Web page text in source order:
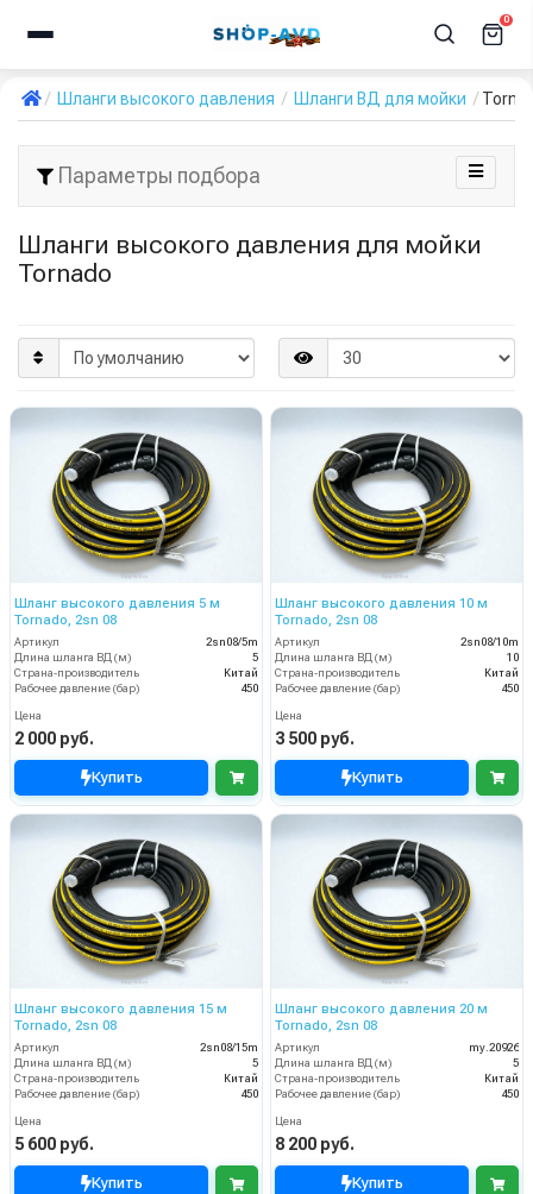
0
Шланги высокого давления Шланги ВД для мойки
Параметры подбора
Шланги высокого давления для мойки
Tornado
Шланг высокого давления 5 м
Tornado, 2sn 08
Артикул
2sn08/5m
Длина шланга ВД (м)
5
Страна-производитель
Китай
Рабочее давление (бар)
450
Цена
2 000 руб.
Купить
Шланг высокого давления 10 м
Tornado, 2sn 08
Артикул
2sn08/10m
Длина шланга ВД (м)
10
Страна-производитель
Китай
Рабочее давление (бар)
450
Цена
3 500 руб.
Купить
Шланг высокого давления 15 м
Tornado, 2sn 08
Артикул
2sn08/15m
Длина шланга ВД (м)
5
Страна-производитель
Китай
Рабочее давление (бар)
450
Цена
5 600 руб.
Купить
Шланг высокого давления 20 м
Tornado, 2sn 08
Артикул
my.20926
Длина шланга ВД (м)
5
Страна-производитель
Китай
Рабочее давление (бар)
450
Цена
8 200 руб.
Купить